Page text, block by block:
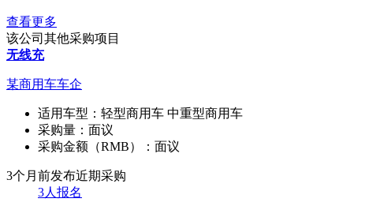
查看更多
该公司其他采购项目
无线充
某商用车车企
适用车型： 轻型商用车 中重型商用车
采购量： 面议
采购金额（RMB）： 面议
3个月前发布近期采购
3人报名